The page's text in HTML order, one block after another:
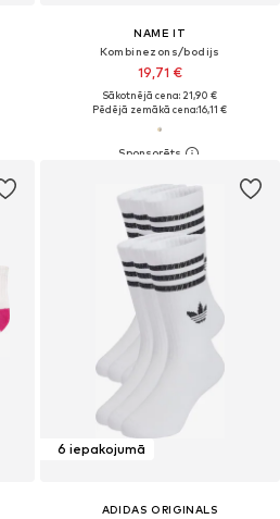
NAME IT
Kombinezons/bodijs
19,71 €
Sākotnējā cena: 21,90 €
Pēdējā zemākā cena:16,11 €
6 iepakojumā
ADIDAS ORIGINALS